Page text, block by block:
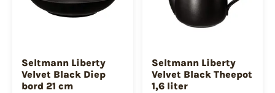
Seltmann Liberty
Velvet Black Diep
bord 21 cm
Seltmann Liberty
Velvet Black Theepot
1,6 liter